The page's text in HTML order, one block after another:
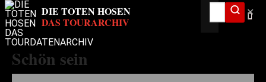
✕
Schön sein